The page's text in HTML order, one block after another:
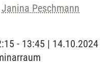
Janina Peschmann
- 13:45 | 14.10.2024